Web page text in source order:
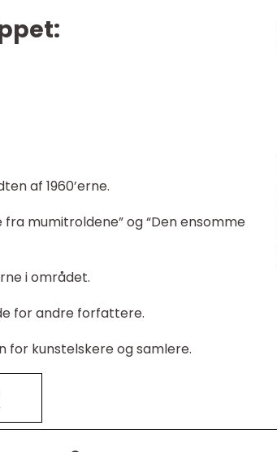
af 1960’erne.
mumitroldene” og “Den ensomme
i området.
for andre forfattere.
for kunstelskere og samlere.